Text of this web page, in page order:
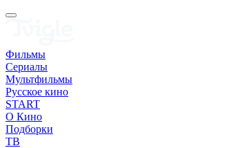
Фильмы
Сериалы
Мультфильмы
Русское кино
START
О Кино
Подборки
ТВ